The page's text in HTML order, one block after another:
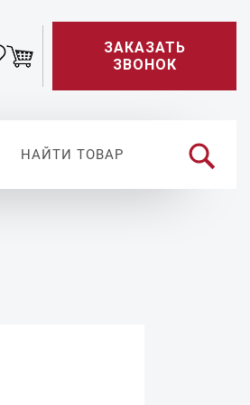
ЗАКАЗАТЬ
ЗВОНОК